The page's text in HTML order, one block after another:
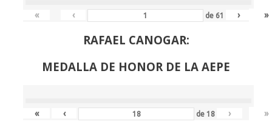
« ‹ de 61 › »
RAFAEL CANOGAR:
MEDALLA DE HONOR DE LA AEPE
« ‹ de18 › »